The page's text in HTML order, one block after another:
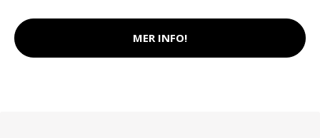
MER INFO!